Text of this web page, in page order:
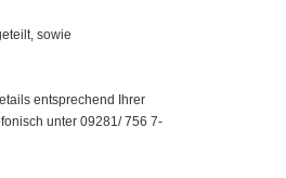
sowie
entsprechend Ihrer
unter 09281/ 756 7-